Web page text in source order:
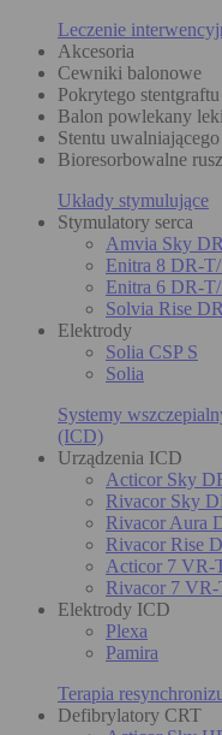
Leczenie
Akcesoria
Cewniki balonowe
Pokrytego stentgraftu
Balon powlekany
Stentu
Bioresorbowalne
Układy stymulujące
Stymulatory serca
Amvia Sky
Enitra 8 DR-
Enitra 6 DR-
Solvia Rise
Elektrody
Solia CSP S
Solia
Systemy
(ICD)
Urządzenia ICD
Acticor Sky
Rivacor Sky
Rivacor Aura
Rivacor Rise
Acticor 7 VR-
Rivacor 7
Elektrody ICD
Plexa
Pamira
Terapia
Defibrylatory CRT